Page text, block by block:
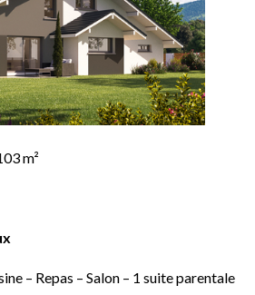
m²
– Repas – Salon – 1 suite parentale